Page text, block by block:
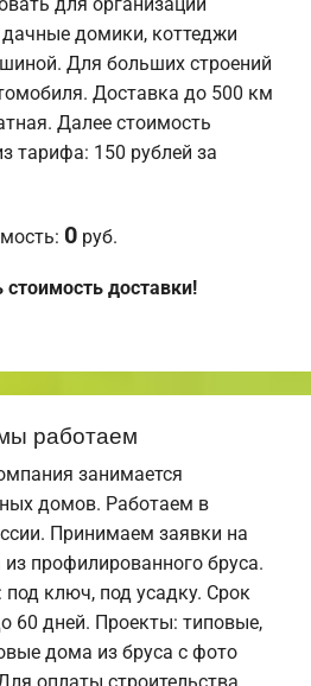
домики, коттеджи
Для больших строений
Доставка до 500 км
Далее стоимость
тарифа: 150 рублей за
0 руб.
доставки!
работаем
занимается
домов. Работаем в
Принимаем заявки на
профилированного бруса.
под ключ, под усадку. Срок
60 дней. Проекты: типовые,
дома из бруса с фото